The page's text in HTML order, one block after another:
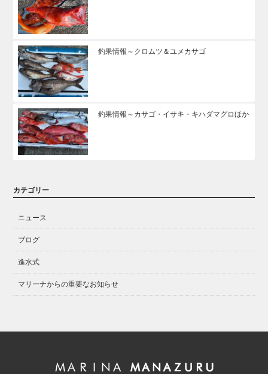
釣果情報～クロムツ＆ユメカサゴ
釣果情報～カサゴ・イサキ・キハダマグロほか
カテゴリー
ニュース
ブログ
進水式
マリーナからの重要なお知らせ